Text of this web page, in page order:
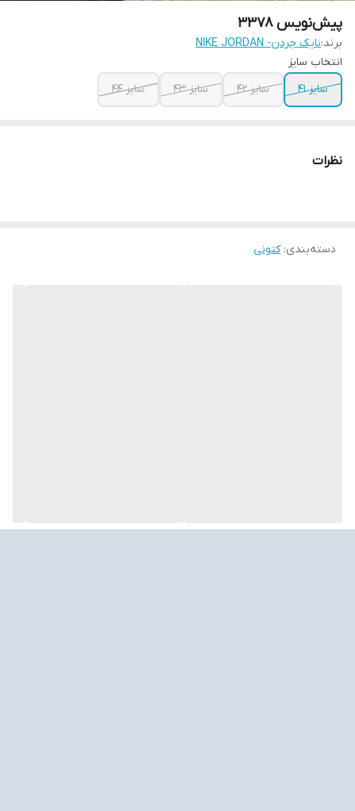
پیش‌نویس ۳۳۷۸
برند:نایک جردن- NIKE JORDAN
انتخاب سایز
سایز 41
سایز 42 سایز 43 سایز 44
نظرات
دسته‌بندی:کتونی